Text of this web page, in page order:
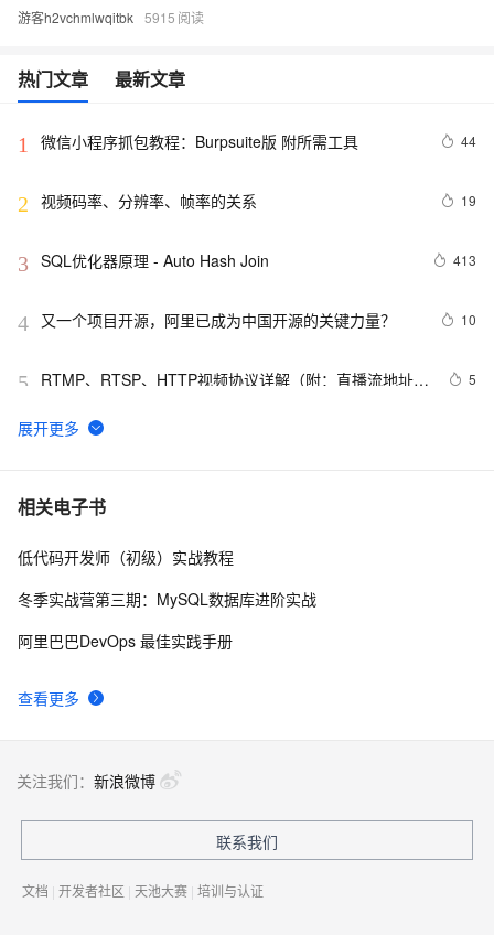
游客h2vchmlwqitbk 5915
热门文章 最新文章
1 微信小程序抓包教程：Burpsuite版 附所需工具 44
2 视频码率、分辨率、帧率的关系 19
3 SQL优化器原理 - Auto Hash Join 413
4 又一个项目开源，阿里已成为中国开源的关键力量？ 10
5
RTMP、RTSP、HTTP视频协议详解（附：直播流地址、
5
6 谷歌CEO皮查伊：对重返中国持开放态度
7 C语言项目参考解答：全正整数后再计算
8 俗人解读 三维渲染 的工作过程
录
相关电子书
查看更多
低代码开发师（初级）实战教程
冬季实战营第三期：MySQL数据库进阶实战
阿里巴巴DevOps 最佳实践手册
关注我们： 新浪微博
联系我们
文档 | 开发者社区 | 天池大赛 | 培训与认证